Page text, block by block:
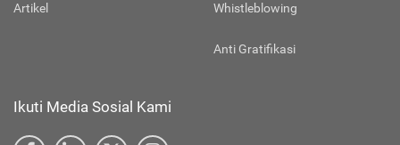
Artikel Whistleblowing
Anti Gratifikasi
Ikuti Media Sosial Kami